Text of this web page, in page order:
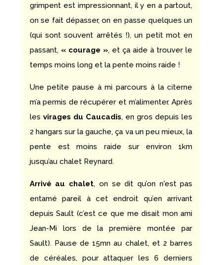
grimpent est impressionnant, il y en a partout,
on se fait dépasser, on en passe quelques un
(qui sont souvent arrêtés !), un petit mot en
passant, « courage », et ça aide à trouver le
temps moins long et la pente moins raide !
Une petite pause à mi parcours à la citerne
m’a permis de récupérer et m’alimenter. Après
les virages du Caucadis, en gros depuis les
2 hangars sur la gauche, ça va un peu mieux, la
pente est moins raide sur environ 1km
jusqu’au chalet Reynard.
Arrivé au chalet, on se dit qu’on n'est pas
entamé pareil à cet endroit qu’en arrivant
depuis Sault (c’est ce que me disait mon ami
Jean-Mi lors de la première montée par
Sault). Pause de 15mn au chalet, et 2 barres
de céréales, pour attaquer les 6 derniers